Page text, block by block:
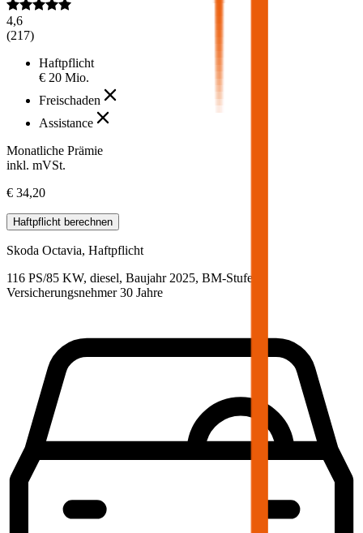
4,6
(217)
Haftpflicht
€ 20 Mio.
Freischaden
Assistance
Monatliche Prämie
inkl. mVSt.
€ 34,20
Haftpflicht berechnen
Skoda Octavia, Haftpflicht
116 PS/85 KW, diesel, Baujahr 2025, BM-Stufe
Versicherungsnehmer 30 Jahre